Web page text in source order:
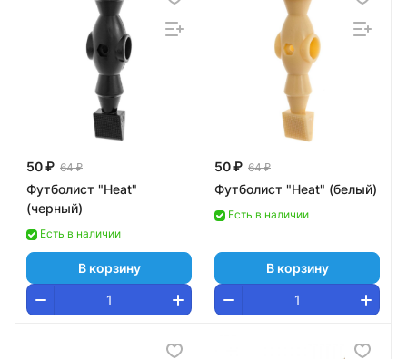
50 ₽ 64 ₽
Футболист "Heat"
(черный)
Есть в наличии
В корзину
50 ₽ 64 ₽
Футболист "Heat" (белый)
Есть в наличии
В корзину